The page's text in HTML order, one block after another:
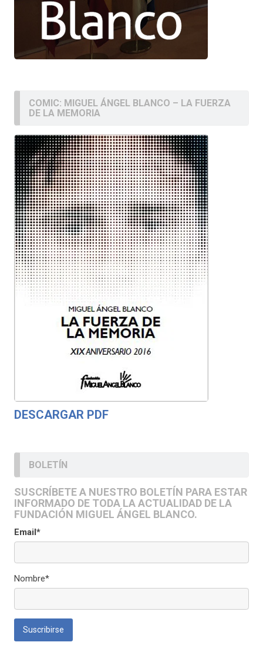
COMIC: MIGUEL ÁNGEL BLANCO – LA FUERZA
DE LA MEMORIA
DESCARGAR PDF
BOLETÍN
SUSCRÍBETE A NUESTRO BOLETÍN PARA ESTAR
INFORMADO DE TODA LA ACTUALIDAD DE LA
FUNDACIÓN MIGUEL ÁNGEL BLANCO.
Email*
Nombre*